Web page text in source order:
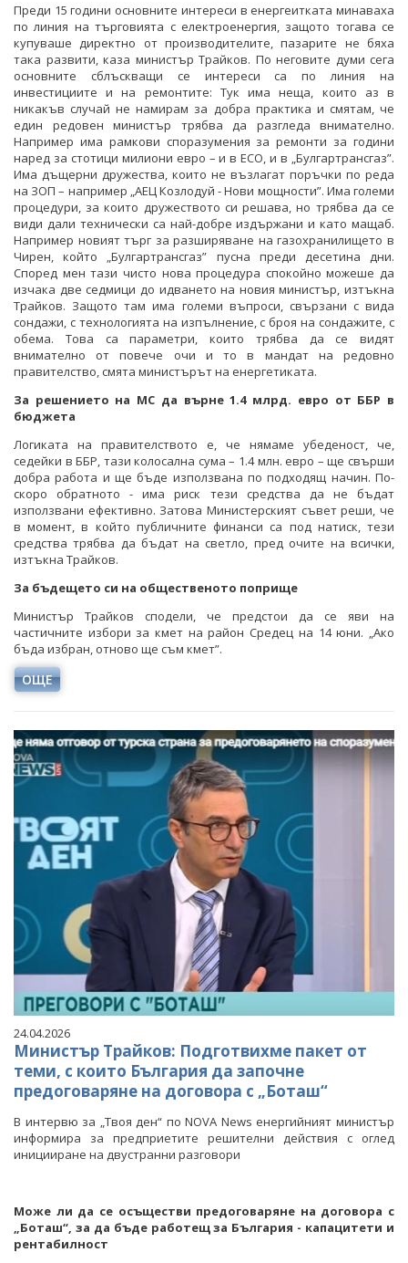
Преди 15 години основните интереси в енергеитката минаваха
по линия на търговията с електроенергия, защото тогава се
купуваше директно от производителите, пазарите не бяха
така развити, каза министър Трайков. По неговите думи сега
основните сблъскващи се интереси са по линия на
инвестициите и на ремонтите: Тук има неща, които аз в
никакъв случай не намирам за добра практика и смятам, че
един редовен министър трябва да разгледа внимателно.
Например има рамкови споразумения за ремонти за години
наред за стотици милиони евро – и в ЕСО, и в „Булгартрансгаз”.
Има дъщерни дружества, които не възлагат поръчки по реда
на ЗОП – например „АЕЦ Козлодуй - Нови мощности”. Има големи
процедури, за които дружеството си решава, но трябва да се
види дали технически са най-добре издържани и като мащаб.
Например новият търг за разширяване на газохранилището в
Чирен, който „Булгартрансгаз” пусна преди десетина дни.
Според мен тази чисто нова процедура спокойно можеше да
изчака две седмици до идването на новия министър, изтъкна
Трайков. Защото там има големи въпроси, свързани с вида
сондажи, с технологията на изпълнение, с броя на сондажите, с
обема. Това са параметри, които трябва да се видят
внимателно от повече очи и то в мандат на редовно
правителство, смята министърът на енергетиката.
За решението на МС да върне 1.4 млрд. евро от ББР в
бюджета
Логиката на правителството е, че нямаме убеденост, че,
седейки в ББР, тази колосална сума – 1.4 млн. евро – ще свърши
добра работа и ще бъде използвана по подходящ начин. По-
скоро обратното - има риск тези средства да не бъдат
използвани ефективно. Затова Министерският съвет реши, че
в момент, в който публичните финанси са под натиск, тези
средства трябва да бъдат на светло, пред очите на всички,
изтъкна Трайков.
За бъдещето си на общественото поприще
Министър Трайков сподели, че предстои да се яви на
частичните избори за кмет на район Средец на 14 юни. „Ако
бъда избран, отново ще съм кмет”.
ОЩЕ
24.04.2026
Министър Трайков: Подготвихме пакет от
теми, с които България да започне
предоговаряне на договора с „Боташ“
В интервю за „Твоя ден“ по NOVA News енергийният министър
информира за предприетите решителни действия с оглед
иницииране на двустранни разговори
Може ли да се осъществи предоговаряне на договора с
„Боташ“, за да бъде работещ за България - капацитети и
рентабилност